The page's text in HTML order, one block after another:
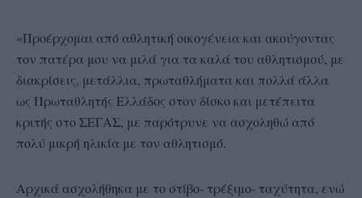
«Προέρχομαι από αθλητική οικογένεια και ακούγοντας
τον πατέρα μου να μιλά για τα καλά του αθλητισμού, με
διακρίσεις, μετάλλια, πρωταθλήματα και πολλά άλλα
ως Πρωταθλητής Ελλάδος στον δίσκο και μετέπειτα
κριτής στο ΣΕΓΑΣ, με παρότρυνε να ασχοληθώ από
πολύ μικρή ηλικία με τον αθλητισμό.
Αρχικά ασχολήθηκα με το στίβο- τρέξιμο- ταχύτητα, ενώ